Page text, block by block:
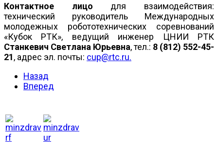
Контактное лицо для взаимодействия:
технический руководитель Международных
молодежных робототехнических соревнований
«Кубок РТК», ведущий инженер ЦНИИ РТК
Станкевич Светлана Юрьевна, тел.: 8 (812) 552-45-
21, адрес эл. почты: cup@rtc.ru.
Назад
Вперед